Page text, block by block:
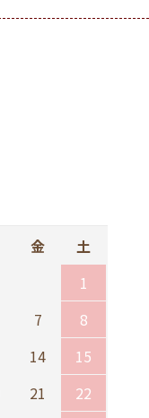
金
土
1
7
8
14
15
21
22